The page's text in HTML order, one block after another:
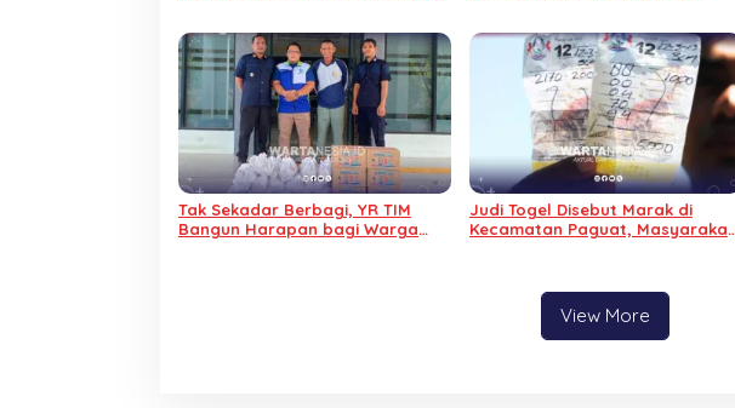
Tak Sekadar Berbagi, YR TIM
Bangun Harapan bagi Warga
Judi Togel Disebut Marak di
Kecamatan Paguat, Masyarakat
View More